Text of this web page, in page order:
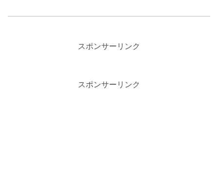
スポンサーリンク
スポンサーリンク